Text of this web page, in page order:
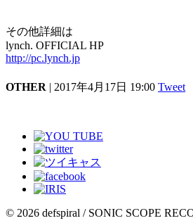
その他詳細は
lynch. OFFICIAL HP
http://pc.lynch.jp
OTHER | 2017年4月17日 19:00 Tweet
© 2026 defspiral / SONIC SCOPE